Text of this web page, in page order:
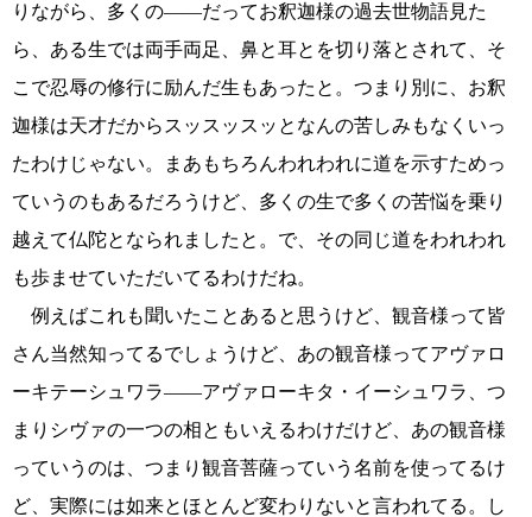
りながら、多くの――だってお釈迦様の過去世物語見た
ら、ある生では両手両足、鼻と耳とを切り落とされて、そ
こで忍辱の修行に励んだ生もあったと。つまり別に、お釈
迦様は天才だからスッスッスッとなんの苦しみもなくいっ
たわけじゃない。まあもちろんわれわれに道を示すためっ
ていうのもあるだろうけど、多くの生で多くの苦悩を乗り
越えて仏陀となられましたと。で、その同じ道をわれわれ
も歩ませていただいてるわけだね。
例えばこれも聞いたことあると思うけど、観音様って皆
さん当然知ってるでしょうけど、あの観音様ってアヴァロ
ーキテーシュワラ――アヴァローキタ・イーシュワラ、つ
まりシヴァの一つの相ともいえるわけだけど、あの観音様
っていうのは、つまり観音菩薩っていう名前を使ってるけ
ど、実際には如来とほとんど変わりないと言われてる。し